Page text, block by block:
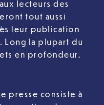
lecteurs des
tout aussi
leur publication
Long la plupart du
en profondeur.
presse consiste à